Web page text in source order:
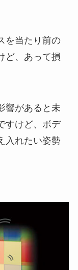
を当たり前の
ど、あって損
響があると未
すけど、ボデ
入れたい姿勢